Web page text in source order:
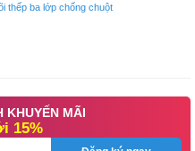
thếp ba lớp chống chuột
KHUYẾN MÃI
15%